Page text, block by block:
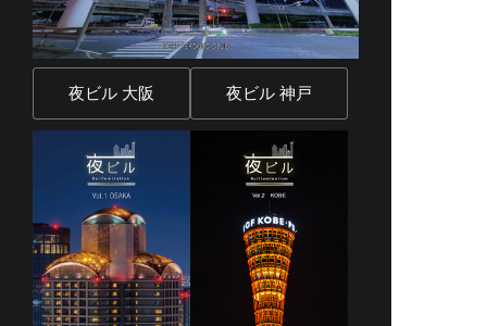
夜ビル 大阪 夜ビル 神戸